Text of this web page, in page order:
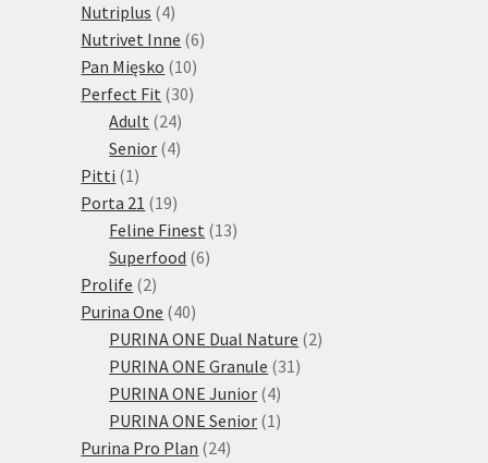
Nutriplus 44
produkty
Nutrivet Inne 66
Pan Mięsko 1010
produktů
Perfect Fit 3030
Adult 2424
produktů
Senior 44
Pitti 1 1
produkt
Porta 21 1919
produktů
Feline Finest 1313
Superfood 66
Prolife 22
produkty
Purina One 4040
produktů
PURINA ONE Dual Nature 22
PURINA ONE Granule 31 31
PURINA ONE Junior 44
produkty
PURINA ONE Senior 1 1
Purina Pro Plan 2424